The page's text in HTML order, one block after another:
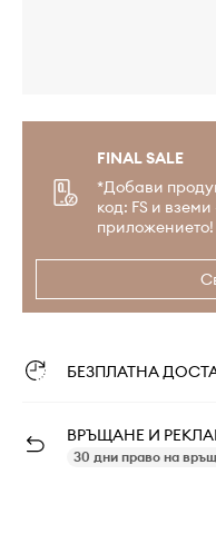
FINAL SALE
*Добави
код: FS и
приложението!
БЕЗПЛАТНА
ВРЪЩАНЕ И
30 дни право на